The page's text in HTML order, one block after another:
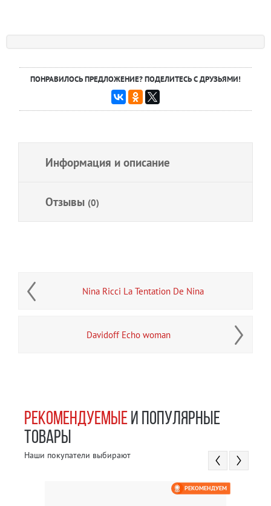
ПОНРАВИЛОСЬ ПРЕДЛОЖЕНИЕ? ПОДЕЛИТЕСЬ С ДРУЗЬЯМИ!
Информация и описание
Отзывы (0)
Nina Ricci La Tentation De Nina
Davidoff Echo woman
РЕКОМЕНДУЕМЫЕИ ПОПУЛЯРНЫЕ
ТОВАРЫ
Наши покупатели выбирают
РЕКОМЕНДУЕМ